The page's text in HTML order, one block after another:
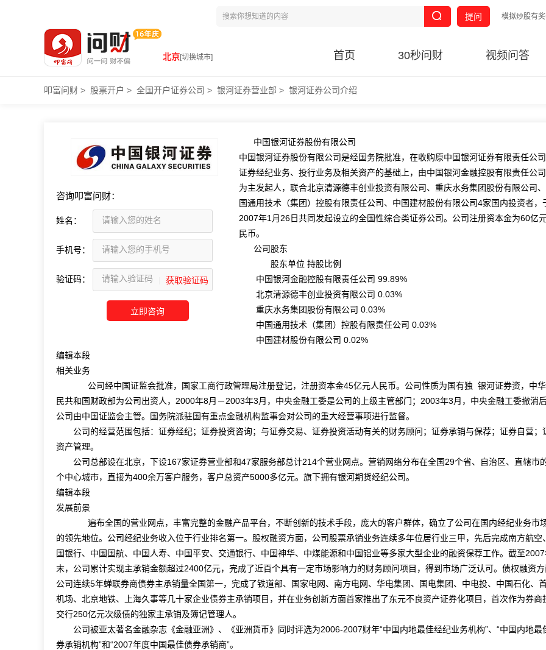
模拟炒股有
提问
北京[切换城市] 首页 30秒问财 视频问答
叩富问财 > 股票开户 > 全国开户证券公司 > 银河证券营业部 > 银河证券公司介绍
咨询叩富问财：
姓名：
手机号：
验证码：
中国银河证券股份有限公司
中国银河证券股份有限公司是经国务院批准，在收购原中国银河证券有限责任公
证券经纪业务、投行业务及相关资产的基础上，由中国银河金融控股有限责任公
为主发起人，联合北京清源德丰创业投资有限公司、重庆水务集团股份有限公司
国通用技术（集团）控股有限责任公司、中国建材股份有限公司4家国内投资者，
2007年1月26日共同发起设立的全国性综合类证券公司。公司注册资本金为60亿
民币。
公司股东
股东单位 持股比例
中国银河金融控股有限责任公司 99.89%
北京清源德丰创业投资有限公司 0.03%
重庆水务集团股份有限公司 0.03%
中国通用技术（集团）控股有限责任公司 0.03%
中国建材股份有限公司 0.02%
编辑本段
相关业务
公司经中国证监会批准，国家工商行政管理局注册登记，注册资本金45亿元人民币。公司性质为国有独 银河证券资，中
民共和国财政部为公司出资人，2000年8月－2003年3月，中央金融工委是公司的上级主管部门；2003年3月，中央金融工委撤消后
公司由中国证监会主管。国务院派驻国有重点金融机构监事会对公司的重大经营事项进行监督。
公司的经营范围包括：证券经纪；证券投资咨询；与证券交易、证券投资活动有关的财务顾问；证券承销与保荐；证券自营；
资产管理。
公司总部设在北京，下设167家证券营业部和47家服务部总计214个营业网点。营销网络分布在全国29个省、自治区、直辖市
个中心城市，直接为400余万客户服务，客户总资产5000多亿元。旗下拥有银河期货经纪公司。
编辑本段
发展前景
遍布全国的营业网点，丰富完整的金融产品平台，不断创新的技术手段，庞大的客户群体，确立了公司在国内经纪业务市
的领先地位。公司经纪业务收入位于行业排名第一。股权融资方面，公司股票承销业务连续多年位居行业三甲，先后完成南方航空
国银行、中国国航、中国人寿、中国平安、交通银行、中国神华、中煤能源和中国铝业等多家大型企业的融资保荐工作。截至
末，公司累计实现主承销金额超过2400亿元，完成了近百个具有一定市场影响力的财务顾问项目，得到市场广泛认可。债权融资方
公司连续5年蝉联券商债券主承销量全国第一，完成了铁道部、国家电网、南方电网、华电集团、国电集团、中电投、中国石化、
机场、北京地铁、上海久事等几十家企业债券主承销项目，并在业务创新方面首家推出了东元不良资产证券化项目，首次作为券商
交行250亿元次级债的独家主承销及簿记管理人。
公司被亚太著名金融杂志《金融亚洲》、《亚洲货币》同时评选为2006-2007财年“中国内地最佳经纪业务机构”、“中国内地最
券承销机构”和“2007年度中国最佳债券承销商”。